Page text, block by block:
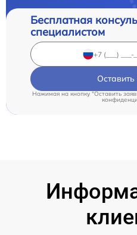
Бесплатная
специалистом
Нажимая на кнопку "Оставить